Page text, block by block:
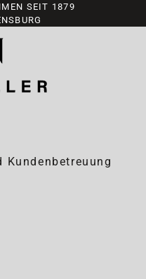
SEIT 1879
Kundenbetreuung